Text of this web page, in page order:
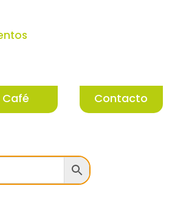
Café Contacto